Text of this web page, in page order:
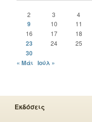
2
3 4
9 10 11
16 17 18
23
24 25
30
« Μάι Ιούλ »
Εκδόσεις